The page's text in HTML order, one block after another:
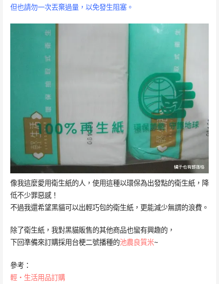
但也請勿一次丟棄過量，以免發生阻塞。
像我這麼愛用衛生紙的人，使用這種以環保為出發點的衛生紙，降
低不少罪惡感！
不過我還希望黑貓可以出輕巧包的衛生紙，更能減少無謂的浪費。
除了衛生紙，我對黑貓販售的其他商品也蠻有興趣的，
下回準備來訂購採用台梗二號播種的池農良質米~
參考：
輕‧生活用品訂購